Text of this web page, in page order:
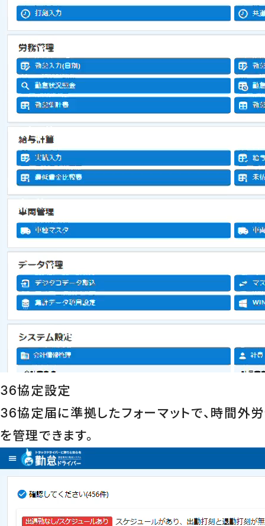
36協定設定
36協定届に準拠したフォーマットで、時間外
を管理できます。